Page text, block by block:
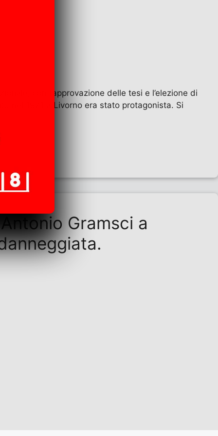
con l’approvazione delle tesi e l’elezione di
nel 1921 a Livorno era stato protagonista. Si
Gramsci a